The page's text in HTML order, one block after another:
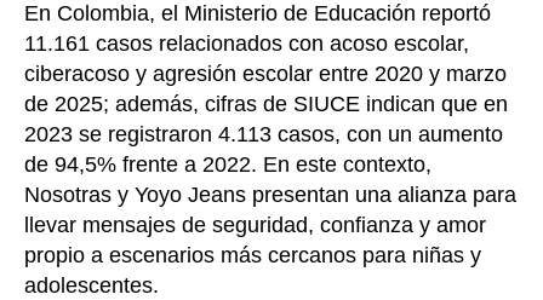
En Colombia, el Ministerio de Educación reportó
11.161 casos relacionados con acoso escolar,
ciberacoso y agresión escolar entre 2020 y marzo
de 2025; además, cifras de SIUCE indican que en
2023 se registraron 4.113 casos, con un aumento
de 94,5% frente a 2022. En este contexto,
Nosotras y Yoyo Jeans presentan una alianza para
llevar mensajes de seguridad, confianza y amor
propio a escenarios más cercanos para niñas y
adolescentes.